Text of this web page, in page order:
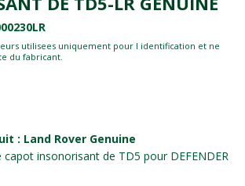
utilisees uniquement pour l identification et ne
du fabricant.
: Land Rover Genuine
capot insonorisant de TD5 pour DEFENDER